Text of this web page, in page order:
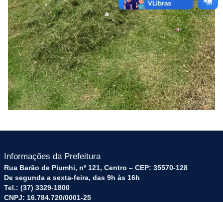
Informações da Prefeitura
Rua Barão de Piumhi, nº 121, Centro – CEP: 35570-128
De segunda a sexta-feira, das 9h às 16h
Tel.: (37) 3329-1800
CNPJ: 16.784.720/0001-25